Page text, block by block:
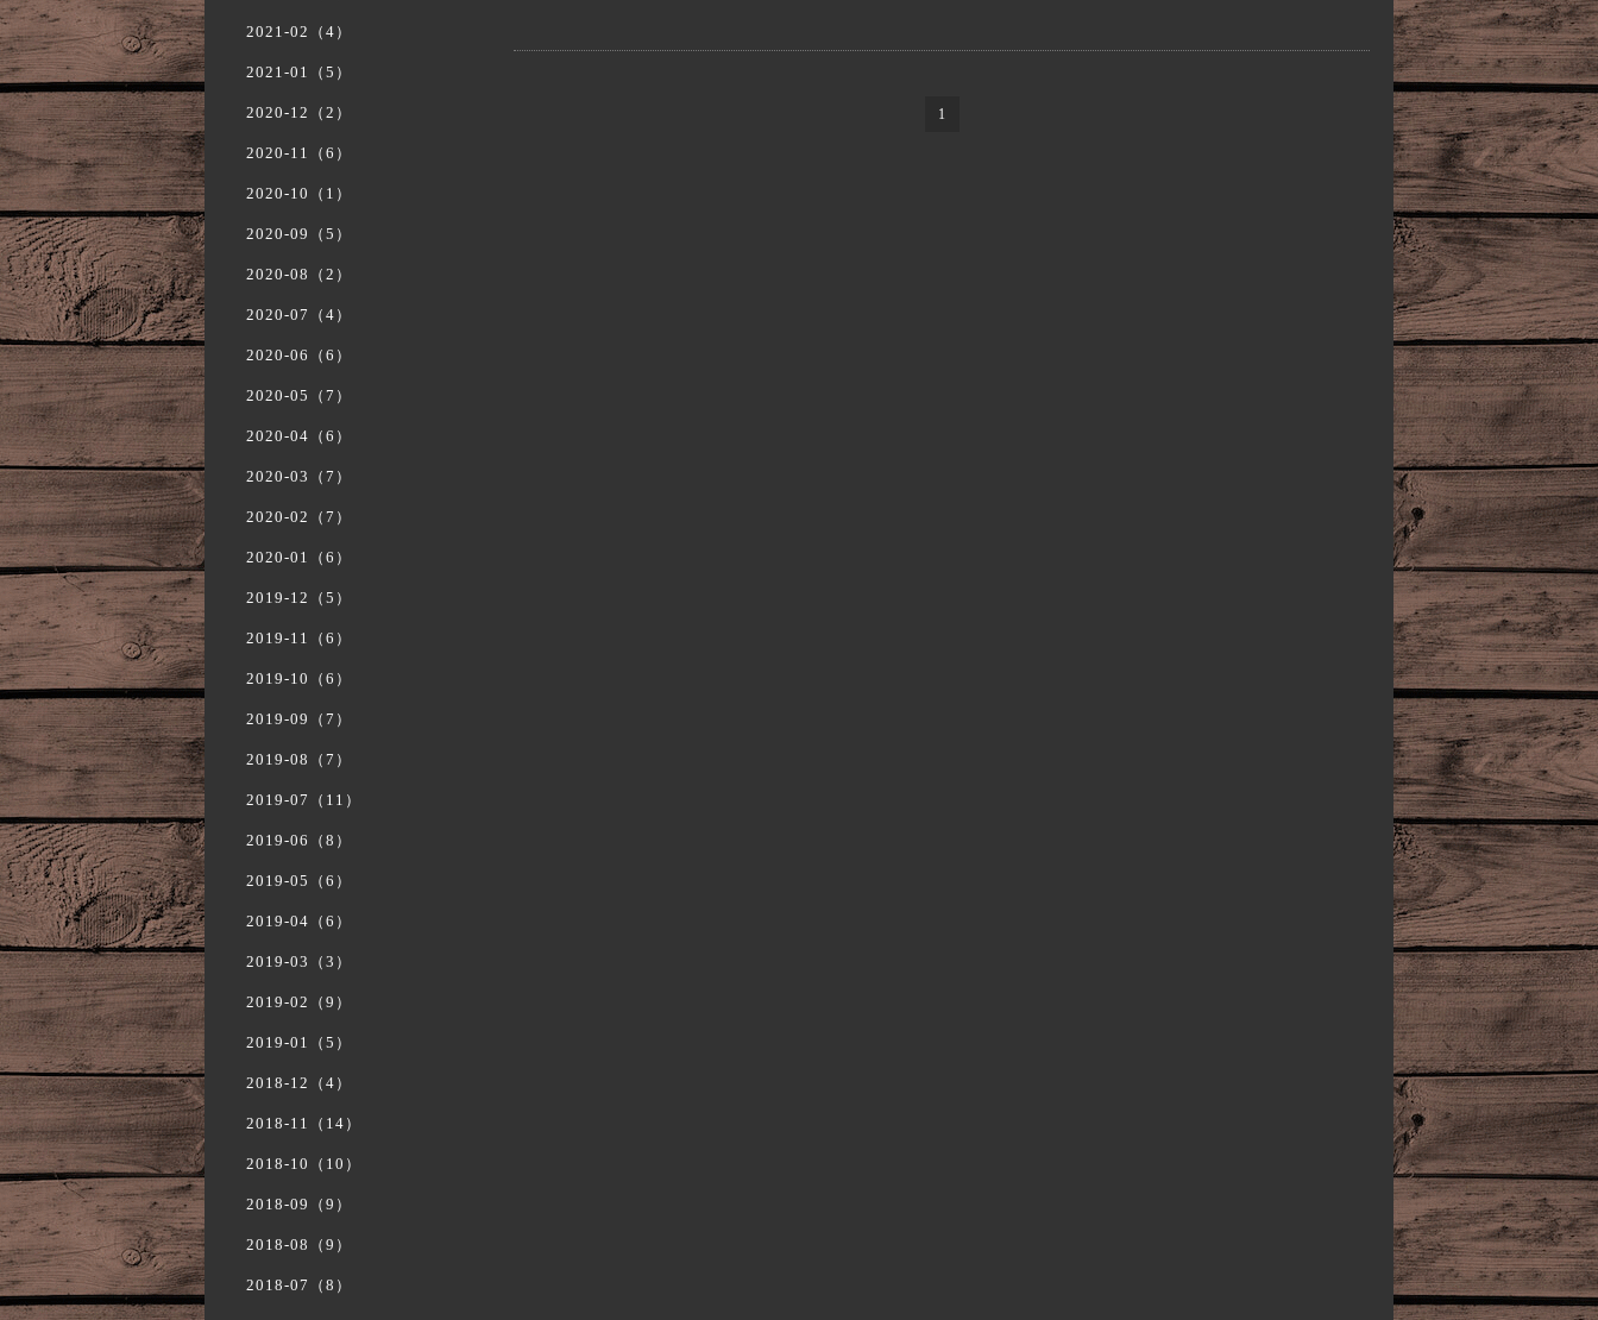
1
2021-02（4）
2021-01（5）
2020-12（2）
2020-11（6）
2020-10（1）
2020-09（5）
2020-08（2）
2020-07（4）
2020-06（6）
2020-05（7）
2020-04（6）
2020-03（7）
2020-02（7）
2020-01（6）
2019-12（5）
2019-11（6）
2019-10（6）
2019-09（7）
2019-08（7）
2019-07（11）
2019-06（8）
2019-05（6）
2019-04（6）
2019-03（3）
2019-02（9）
2019-01（5）
2018-12（4）
2018-11（14）
2018-10（10）
2018-09（9）
2018-08（9）
2018-07（8）